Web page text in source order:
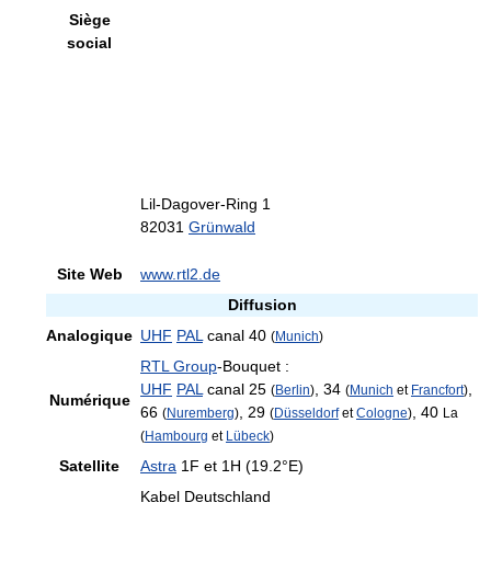
Siège
social
Lil-Dagover-Ring 1
82031 Grünwald
Site Web
www.rtl2.de
Diffusion
Analogique UHF PAL canal 40 (Munich)
Numérique
RTL Group-Bouquet :
UHF PAL canal 25 (Berlin) , 34 (Munich et Francfort)
66 (Nuremberg) , 29 (DüsseldorfetCologne) , 40 La
(Hambourg et Lübeck)
Satellite Astra 1F et 1H (19.2°E)
Kabel Deutschland